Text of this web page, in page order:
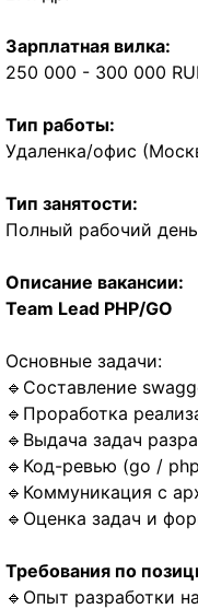
Зарплатная вилка:
250 000 - 300 000
Тип работы:
Удаленка/офис
Тип занятости:
Полный рабочий день
Описание вакансии:
Team Lead PHP/GO
Основные задачи:
🔹Составление
🔹Проработка
🔹Выдача задач
🔹Код-ревью (go /
🔹Коммуникация с
🔹Оценка задач и
Требования по
🔹Опыт разработки